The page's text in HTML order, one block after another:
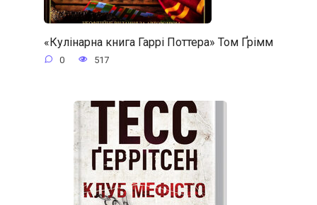
«Кулінарна книга Гаррі Поттера» Том Ґрімм
0 517